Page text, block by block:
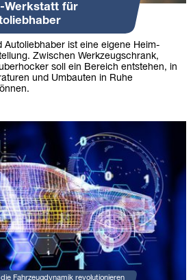
Werkstatt für
Autoliebhaber ist eine eigene Heim-
Zwischen Werkzeugschrank,
soll ein Bereich entstehen, in
und Umbauten in Ruhe
Fahrzeugdynamik revolutionieren